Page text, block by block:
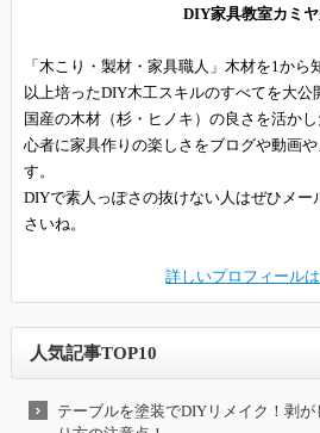
DIY家具教室カミ
「木こり・製材・家具職人」木材を1か
以上培ったDIY木工スキルのすべてを大公
国産の木材（杉・ヒノキ）の良さを活か
心者に家具作りの楽しさをブログや動画
す。
DIYで素人っぽさの抜けない人はぜひメー
さいね。
詳しいプロフィール
人気記事TOP10
テーブルを塗装でDIYリメイク！剥